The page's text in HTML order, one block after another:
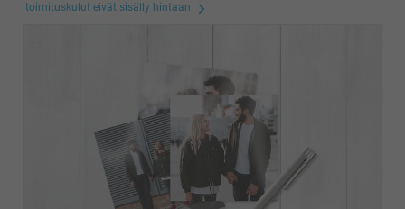
toimituskulut eivät sisälly hintaan